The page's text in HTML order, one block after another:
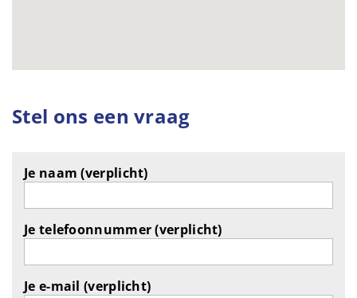
Stel ons een vraag
Je naam (verplicht)
Je telefoonnummer (verplicht)
Je e-mail (verplicht)